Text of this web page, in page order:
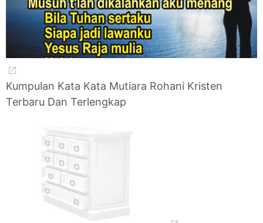
Kumpulan Kata Kata Mutiara Rohani Kristen
Terbaru Dan Terlengkap